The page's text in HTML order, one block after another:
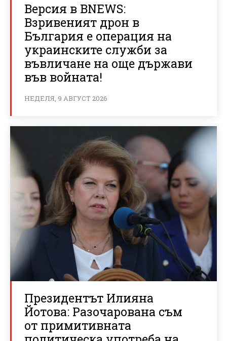
Версия в BNEWS:
Взривеният дрон в
България е операция на
украинските служби за
въвличане на още държави
във войната!
НЕДЕЛЯ, 9 АВГУСТ 2026
Президентът Илияна
Йотова: Разочарована съм
от примитивната